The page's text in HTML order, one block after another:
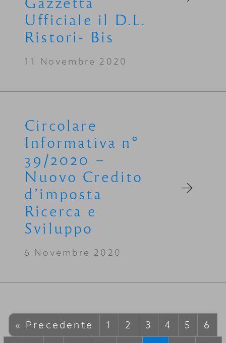
Ufficiale il D.L.
Ristori- Bis
11 Novembre 2020
Circolare
Informativa n°
39/2020 –
Nuovo Credito
d’imposta
Ricerca e
Sviluppo
6 Novembre 2020
« Precedente 1 2 3 4 5
6